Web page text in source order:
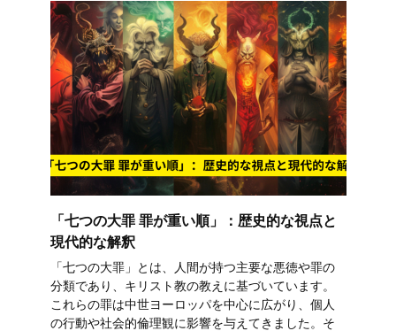
「七つの大罪 罪が重い順」：歴史的な視点と
現代的な解釈
「七つの大罪」とは、人間が持つ主要な悪徳や罪の
分類であり、キリスト教の教えに基づいています。
これらの罪は中世ヨーロッパを中心に広がり、個人
の行動や社会的倫理観に影響を与えてきました。そ